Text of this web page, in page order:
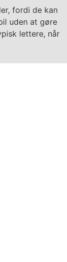
fordi de kan
uden at gøre
lettere, når